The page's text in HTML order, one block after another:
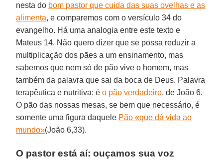
nesta do bom pastor que cuida das suas ovelhas e as
alimenta, e comparemos com o versículo 34 do
evangelho. Há uma analogia entre este texto e
Mateus 14. Não quero dizer que se possa reduzir a
multiplicação dos pães a um ensinamento, mas
sabemos que nem só de pão vive o homem, mas
também da palavra que sai da boca de Deus. Palavra
terapêutica e nutritiva: éo pão verdadeiro, de João 6.
O pão das nossas mesas, se bem que necessário, é
somente uma figura daquele Pão «que dá vida ao
mundo»(João 6,33).
O pastor está aí: ouçamos sua voz